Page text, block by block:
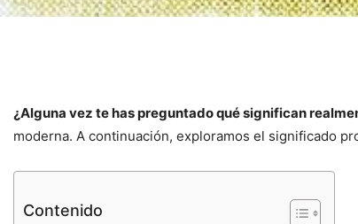
¿Alguna vez te has preguntado qué significan
moderna. A continuación, exploramos el significado
Contenido